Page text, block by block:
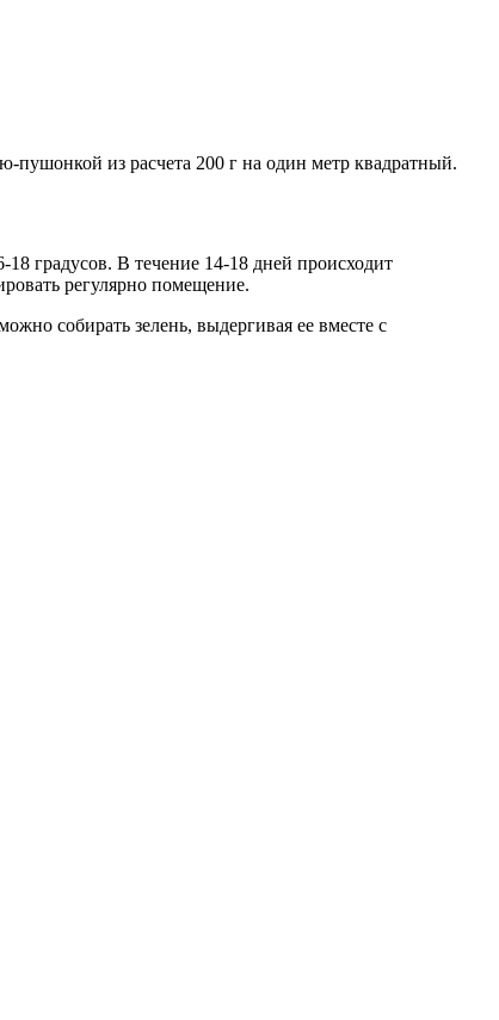
пушонкой из расчета 200 г на один метр квадратный.
градусов. В течение 14-18 дней происходит
регулярно помещение.
собирать зелень, выдергивая ее вместе с